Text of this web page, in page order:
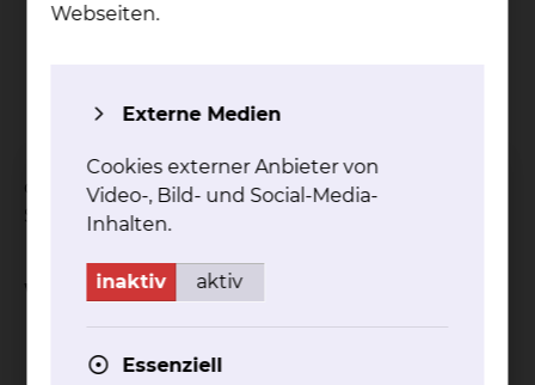
Patientinnen und Patienten
Angestellte
des Städtischen Klinikums am Standort
Salzdahlumer Straße.
Was verleihen wir?
Krimis/ Thriller
Webseiten.
Externe Medien
Cookies externer Anbieter von
Video-, Bild- und Social-Media-
Inhalten.
inaktiv aktiv
Essenziell